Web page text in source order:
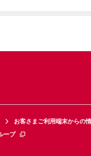
お客さまご利用端末からの
ープ